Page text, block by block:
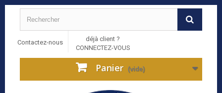
Contactez-nous
déjà client ?
CONNECTEZ-VOUS
Panier (vide)